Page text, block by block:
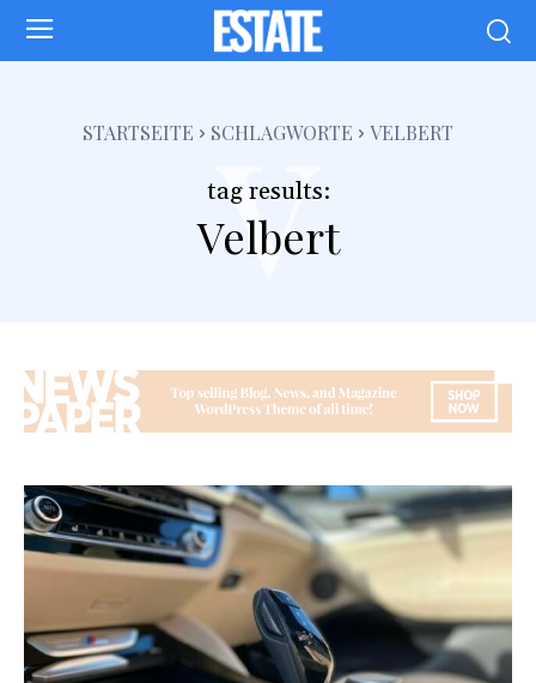
STARTSEITE SCHLAGWORTE VELBERT
tag results:
Velbert
v